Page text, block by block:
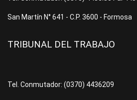
San Martín N° 641 - C.P. 3600 - Formosa
TRIBUNAL DEL TRABAJO
Tel. Conmutador: (0370) 4436209